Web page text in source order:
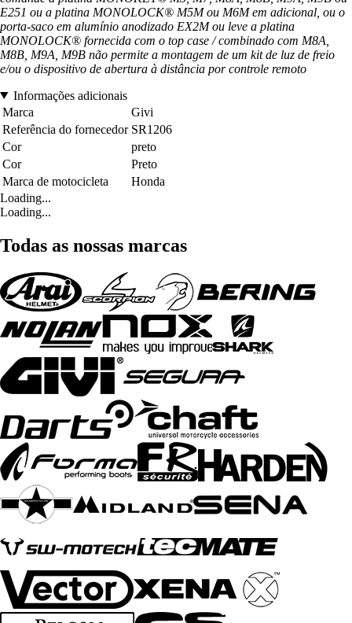
E251 ou a platina MONOLOCK® M5M ou M6M em adicional, ou o
porta-saco em alumínio anodizado EX2M ou leve a platina
MONOLOCK® fornecida com o top case / combinado com M8A,
M8B, M9A, M9B não permite a montagem de um kit de luz de freio
e/ou o dispositivo de abertura à distância por controle remoto
Informações adicionais
Marca
Givi
Referência do fornecedor SR1206
Cor
preto
Cor
Preto
Marca de motocicleta
Honda
Loading...
Loading...
Todas as nossas marcas